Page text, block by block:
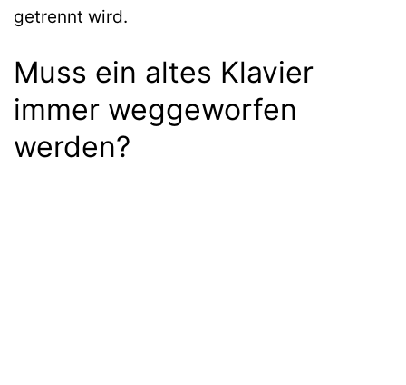
getrennt wird.
Muss ein altes Klavier
immer weggeworfen
werden?